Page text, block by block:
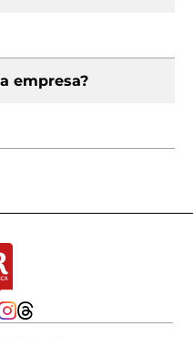
empresa?